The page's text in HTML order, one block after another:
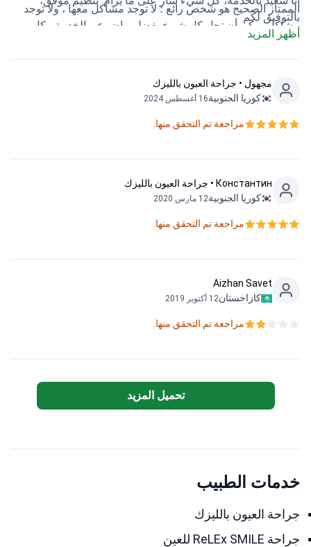
الممتاز الصحيح هو شخص رائع ؛ لا توجد مشاكل معها ، ولا توجد
مشاكل يمكن أن تحل كل شيء بفضل. راض عن الخدمة ، كل
شيء سار على ما يرام. أحسنت تنظيم جيد للنجاح لك
بالتوفيق لكم
أظهر المزيد
مجهول • جراحة العيون بالليزك
كوريا الجنوبية16 أغسطس 2024
مراجعة تم التحقق منها.
Константин • جراحة العيون بالليزك
كوريا الجنوبية12 مارس 2020
مراجعة تم التحقق منها.
Aizhan Savet
كازاخستان12 أكتوبر 2019
مراجعة تم التحقق منها.
تحميل المزيد
خدمات الطبيب
جراحة العيون بالليزك
جراحة ReLEx SMILE للعين